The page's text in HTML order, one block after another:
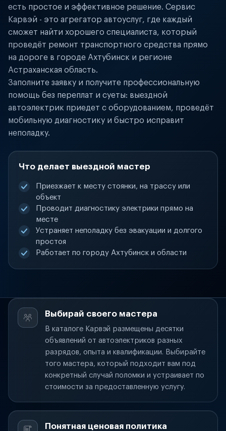
есть простое и эффективное решение. Сервис
Карвэй - это агрегатор автоуслуг, где каждый
сможет найти хорошего специалиста, который
проведёт ремонт транспортного средства прямо
на дороге в городе Ахтубинск и регионе
Астраханская область.
Заполните заявку и получите профессиональную
помощь без переплат и суеты: выездной
автоэлектрик приедет с оборудованием, проведёт
мобильную диагностику и быстро исправит
неполадку.
Что делает выездной мастер
Приезжает к месту стоянки, на трассу или
объект
Проводит диагностику электрики прямо на
месте
Устраняет неполадку без эвакуации и долгого
простоя
Работает по городу Ахтубинск и области
Выбирай своего мастера
В каталоге Карвэй размещены десятки
объявлений от автоэлектриков разных
разрядов, опыта и квалификации. Выбирайте
того мастера, который подходит вам под
конкретный случай поломки и устраивает по
стоимости за предоставленную услугу.
Понятная ценовая политика